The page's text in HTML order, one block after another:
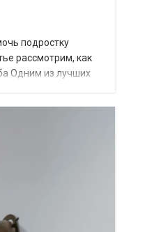
подростку
рассмотрим, как
Одним из лучших